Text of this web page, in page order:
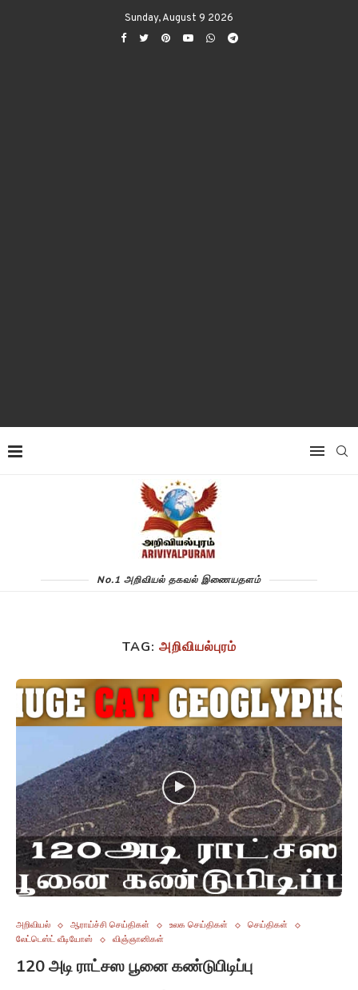
Sunday, August 9 2026
No.1 அறிவியல் தகவல் இணையதளம்
TAG: அறிவியல்புரம்
அறிவியல் ஆராய்ச்சி செய்திகள் உலக செய்திகள்
செய்திகள்
லேட்டெஸ்ட் வீடியோஸ்
விஞ்ஞானிகள்
120 அடி ராட்சஸ பூனை கண்டுபிடிப்பு